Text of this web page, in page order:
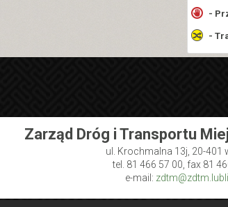
-
-
Zarząd Dróg i Transportu
ul. Krochmalna 13j, 20-401
tel. 81 466 57 00, fax 81
e-mail: